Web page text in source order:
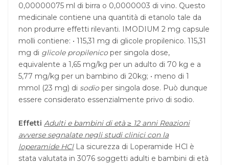
0,00000075 ml di birra o 0,0000003 di vino. Questo
medicinale contiene una quantità di etanolo tale da
non produrre effetti rilevanti. IMODIUM 2 mg capsule
molli contiene: • 115,31 mg di glicole propilenico. 115,31
mg di glicole propilenicoper singola dose,
equivalente a 1,65 mg/kg per un adulto di 70 kg e a
5,77 mg/kg per un bambino di 20kg; • meno di 1
mmol (23 mg) di sodioper singola dose. Può dunque
essere considerato essenzialmente privo di sodio.
Effetti Adulti e bambini di età ≥ 12 anni Reazioni
avverse segnalate negli studi clinici con la
loperamide HCl La sicurezza di Loperamide HCl è
stata valutata in 3076 soggetti adulti e bambini di età